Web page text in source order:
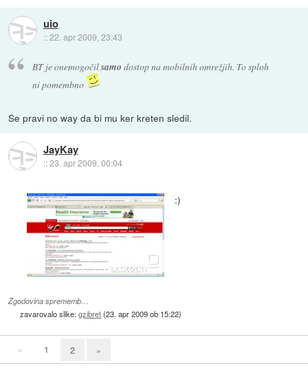
uio
::22. apr 2009, 23:43
BT je onemogočilsamo dostop na mobilnih omrežjih. To sploh
ni pomembno
Se pravi no way da bi mu ker kreten sledil.
JayKay
::23. apr 2009, 00:04
:)
Zgodovina sprememb…
zavarovalo slike:gzibret(23. apr 2009 ob 15:22)
« 1 2 »